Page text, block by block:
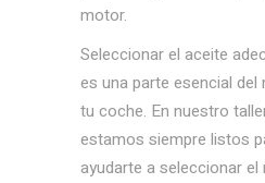
motor.
Seleccionar el aceite
es una parte esencial
tu coche. En nuestro
estamos siempre listos
ayudarte a seleccionar